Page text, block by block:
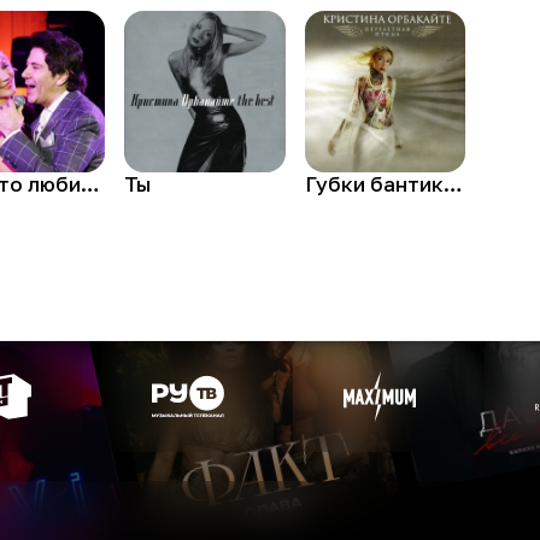
Просто любить тебя Ты Губки бантиком